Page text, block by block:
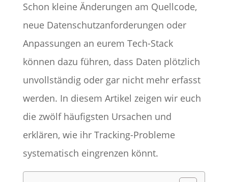
Schon kleine Änderungen am Quellcode,
neue Datenschutzanforderungen oder
Anpassungen an eurem Tech-Stack
können dazu führen, dass Daten plötzlich
unvollständig oder gar nicht mehr erfasst
werden. In diesem Artikel zeigen wir euch
die zwölf häufigsten Ursachen und
erklären, wie ihr Tracking-Probleme
systematisch eingrenzen könnt.